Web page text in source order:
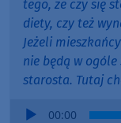
tego, że czy się
diety, czy też
Jeżeli
nie będą w
starosta. Tutaj
Audio
00:00